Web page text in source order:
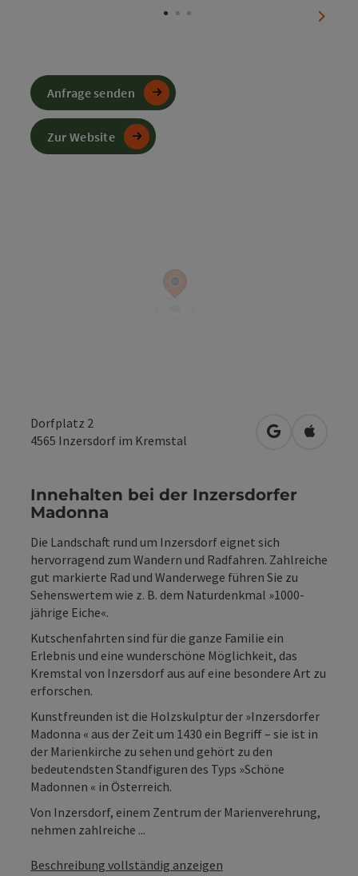
Dorfplatz 2
4565 Inzersdorf im Kremstal in Google
in
Innehalten bei der Inzersdorfer
Madonna
Die Landschaft rund um Inzersdorf eignet sich
hervorragend zum Wandern und Radfahren. Zahlreiche
gut markierte Rad und Wanderwege führen Sie zu
Sehenswertem wie z. B. dem Naturdenkmal »1000-
jährige Eiche«.
Kutschenfahrten sind für die ganze Familie ein
Erlebnis und eine wunderschöne Möglichkeit, das
Kremstal von Inzersdorf aus auf eine besondere Art zu
erforschen.
Kunstfreunden ist die Holzskulptur der »Inzersdorfer
Madonna « aus der Zeit um 1430 ein Begriff – sie ist in
der Marienkirche zu sehen und gehört zu den
bedeutendsten Standfiguren des Typs »Schöne
Madonnen « in Österreich.
Von Inzersdorf, einem Zentrum der Marienverehrung,
nehmen zahlreiche ...
Beschreibung vollständig anzeigen
Anfrage senden
Zur Website